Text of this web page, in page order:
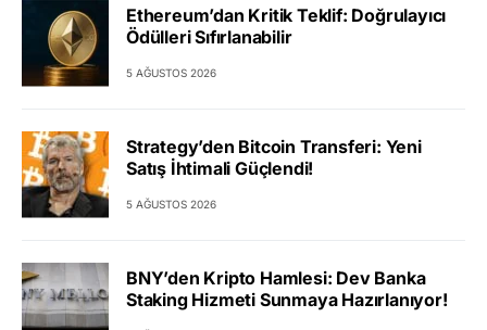
Ethereum’dan Kritik Teklif: Doğrulayıcı
Ödülleri Sıfırlanabilir
5 AĞUSTOS 2026
Strategy’den Bitcoin Transferi: Yeni
Satış İhtimali Güçlendi!
5 AĞUSTOS 2026
BNY’den Kripto Hamlesi: Dev Banka
Staking Hizmeti Sunmaya Hazırlanıyor!